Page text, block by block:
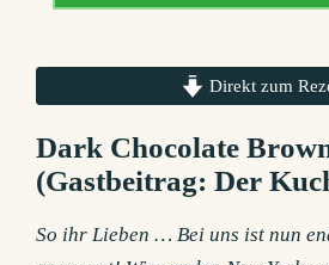
Direkt zum
Dark Chocolate
(Gastbeitrag: Der
So ihr Lieben … Bei uns ist nun